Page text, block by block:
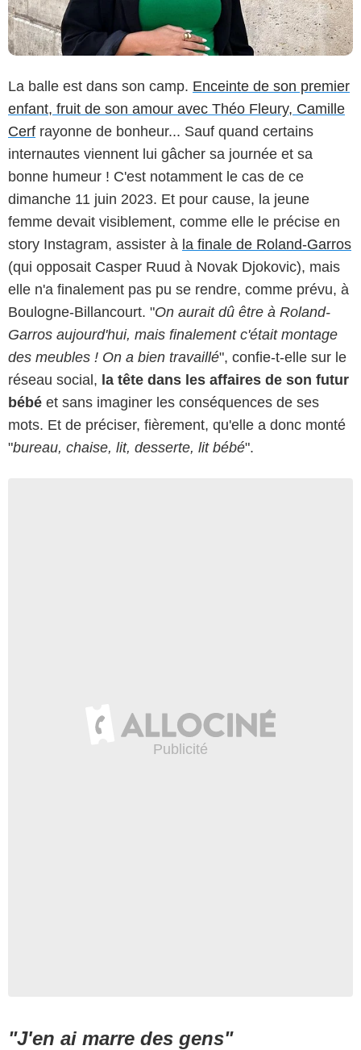
La balle est dans son camp. Enceinte de son premier
enfant, fruit de son amour avec Théo Fleury, Camille
Cerf rayonne de bonheur... Sauf quand certains
internautes viennent lui gâcher sa journée et sa
bonne humeur ! C'est notamment le cas de ce
dimanche 11 juin 2023. Et pour cause, la jeune
femme devait visiblement, comme elle le précise en
story Instagram, assister à la finale de Roland-Garros
(qui opposait Casper Ruud à Novak Djokovic), mais
elle n'a finalement pas pu se rendre, comme prévu, à
Boulogne-Billancourt. "On aurait dû être à Roland-
Garros aujourd'hui, mais finalement c'était montage
des meubles ! On a bien travaillé", confie-t-elle sur le
réseau social, la tête dans les affaires de son futur
bébé et sans imaginer les conséquences de ses
mots. Et de préciser, fièrement, qu'elle a donc monté
"bureau, chaise, lit, desserte, lit bébé".
"J'en ai marre des gens"